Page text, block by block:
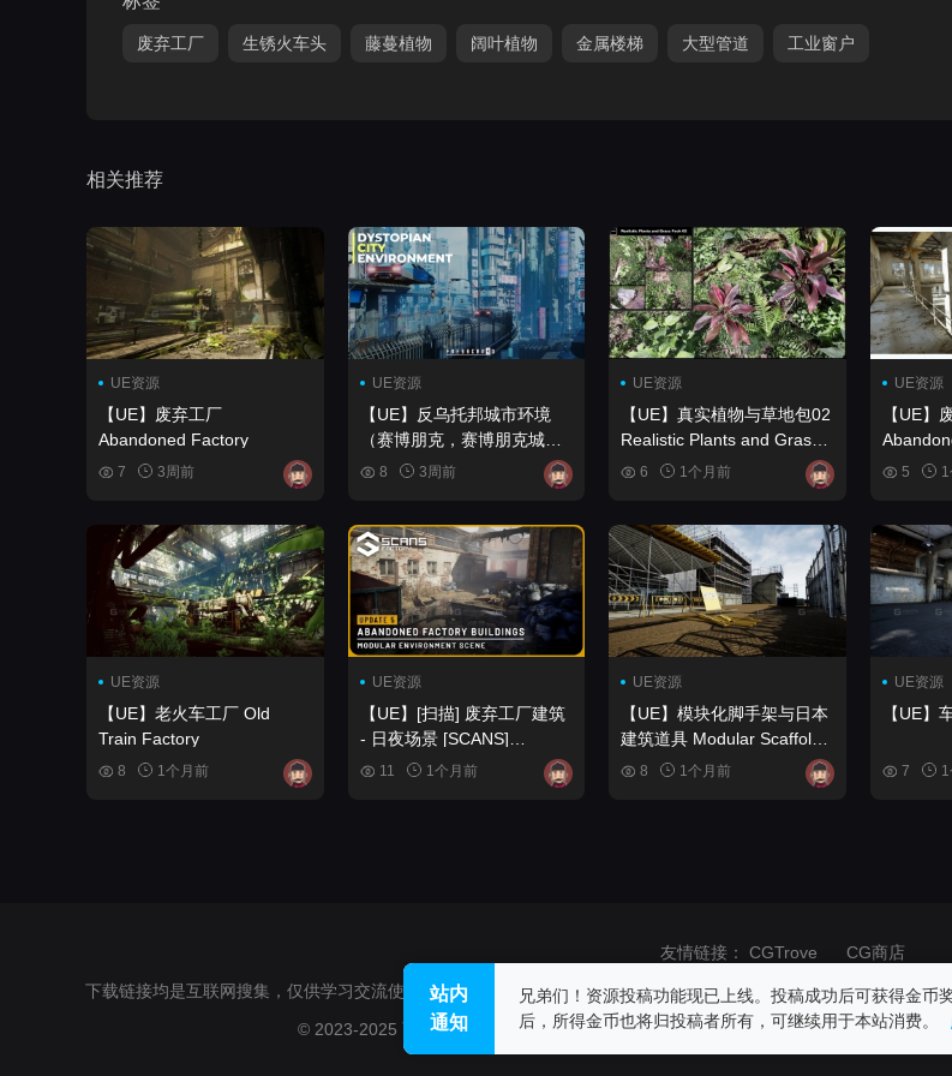
站内
通知
兄弟们！资源投稿功能现已上线。投稿成功后可获得金币
后，所得金币也将归投稿者所有，可继续用于本站消费。
废弃工厂 生锈火车头 藤蔓植物 阔叶植物 金属楼梯 大型管道 工业窗户
相关推荐
UE资源
【UE】废弃工厂
Abandoned Factory
7 3周前
UE资源
【UE】反乌托邦城市环境
（赛博朋克，赛博朋克城
市，赛博朋克建筑）
Dystopian City Environment
City, Cyberpunk Buildings)
8 3周前
UE资源
【UE】真实植物与草地包02
Realistic Plants and Grass
Pack 02
6 1个月前
UE资源
【UE】
5
UE资源
【UE】老火车工厂 Old
Train Factory
8 1个月前
UE资源
【UE】[扫描] 废弃工厂建筑
- 日夜场景 [SCANS]
Abandoned Factory
Buildings - Day Night Scene
11 1个月前
UE资源
【UE】模块化脚手架与日本
建筑道具 Modular Scaffold
and Japanese Construction
8 1个月前
UE资源
7
友情链接： CGTrove
CG商店
下载链接均是互联网搜集，仅供学习交流使用，不得用于任何商业用途！请在24小时内删除！如果发生版权纠纷与
© 2023-2025 西基杂货铺www.cggou.com, All rights reserved 丨陇ICP备2023005140